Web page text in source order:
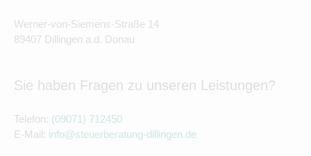
Werner-von-Siemens-Straße 14
89407 Dillingen a.d. Donau
Sie haben Fragen zu unseren Leistungen?
Telefon: (09071) 712450
E-Mail: info@steuerberatung-dillingen.de